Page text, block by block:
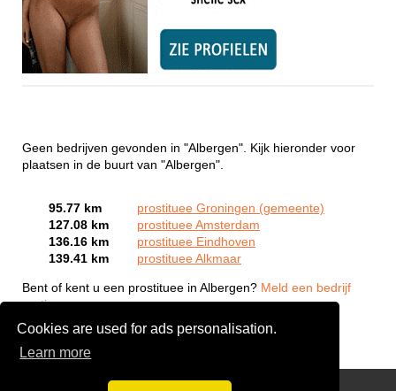
Cookies are used for ads personalisation.
Learn more
Geen bedrijven gevonden in "Albergen". Kijk hieronder voor
plaatsen in de buurt van "Albergen".
95.77 km
prostituee Groningen (gemeente)
127.08 km
prostituee Amsterdam
136.16 km
prostituee Eindhoven
139.41 km
prostituee Alkmaar
Bent of kent u een prostituee in Albergen? Meld een bedrijf
gratis aan